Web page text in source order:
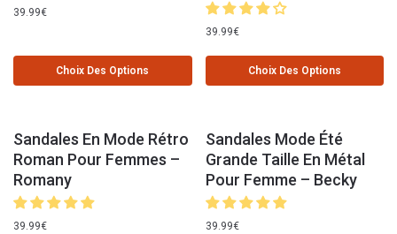
39.99€
Choix Des Options
39.99€
Choix Des Options
Sandales En Mode Rétro
Roman Pour Femmes –
Romany
39.99€
Sandales Mode Été
Grande Taille En Métal
Pour Femme – Becky
39.99€